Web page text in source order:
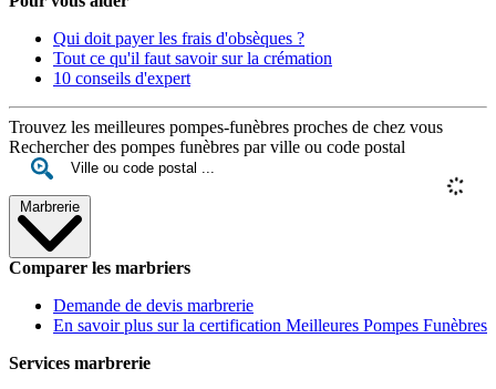
Qui doit payer les frais d'obsèques ?
Tout ce qu'il faut savoir sur la crémation
10 conseils d'expert
Trouvez les meilleures pompes-funèbres proches de chez vous
Rechercher des pompes funèbres par ville ou code postal
Marbrerie
Comparer les marbriers
Demande de devis marbrerie
En savoir plus sur la certification Meilleures Pompes Funèbres
Services marbrerie